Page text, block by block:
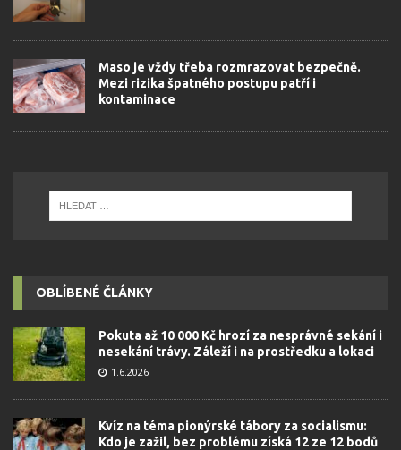
Maso je vždy třeba rozmrazovat bezpečně.
Mezi rizika špatného postupu patří i
kontaminace
OBLÍBENÉ ČLÁNKY
Pokuta až 10 000 Kč hrozí za nesprávné sekání i
nesekání trávy. Záleží i na prostředku a lokaci
1.6.2026
Kvíz na téma pionýrské tábory za socialismu:
Kdo je zažil, bez problému získá 12 ze 12 bodů